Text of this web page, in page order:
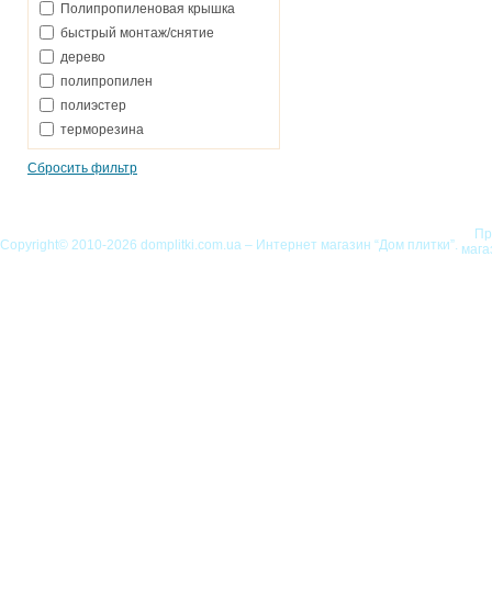
Полипропиленовая крышка
быстрый монтаж/снятие
дерево
полипропилен
полиэстер
терморезина
Сбросить фильтр
Copyright© 2010-2026 domplitki.com.ua – Интернет магазин “Дом плитки”.